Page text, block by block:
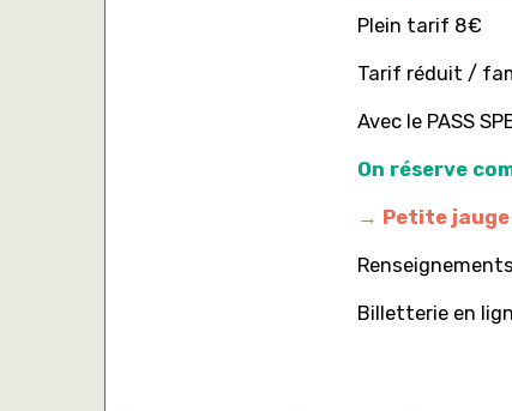
Plein tarif 8€
Tarif réduit /
Avec le PASS
On réserve
→ Petite jauge
Billetterie en